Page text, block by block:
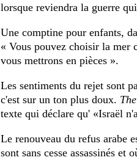
lorsque reviendra la guerre
Une comptine pour enfants,
« Vous pouvez choisir la mer
vous mettrons en pièces ».
Les sentiments du rejet sont
c'est sur un ton plus doux.
texte qui déclare qu' «Israël
Le renouveau du refus arabe
sont sans cesse assassinés